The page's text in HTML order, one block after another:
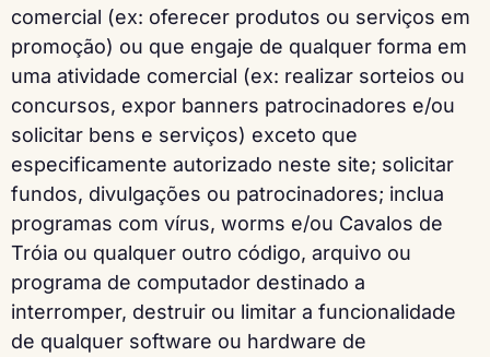
comercial (ex: oferecer produtos ou serviços em
promoção) ou que engaje de qualquer forma em
uma atividade comercial (ex: realizar sorteios ou
concursos, expor banners patrocinadores e/ou
solicitar bens e serviços) exceto que
especificamente autorizado neste site; solicitar
fundos, divulgações ou patrocinadores; inclua
programas com vírus, worms e/ou Cavalos de
Tróia ou qualquer outro código, arquivo ou
programa de computador destinado a
interromper, destruir ou limitar a funcionalidade
de qualquer software ou hardware de